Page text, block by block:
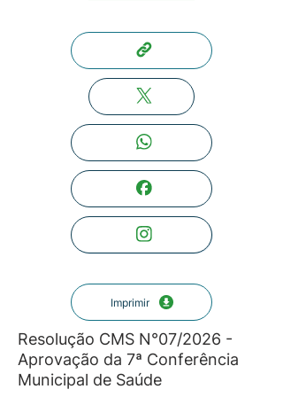
Imprimir
Resolução CMS N°07/2026 -
Aprovação da 7ª Conferência
Municipal de Saúde